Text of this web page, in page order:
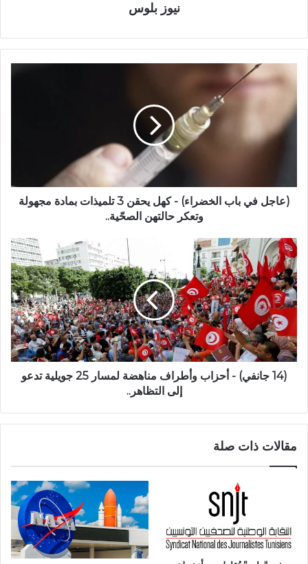
نيوز بلوس
(عاجل في باب الخضراء) - كهل يحقن 3 تلميذات بمادة مجهولة
وتعكر حالتهن الصحّية..
(14 جانفي) - أحزاب وأطراف مناهضة لمسار 25 جويلية تدعو
إلى التظاهر..
مقالات ذات صلة